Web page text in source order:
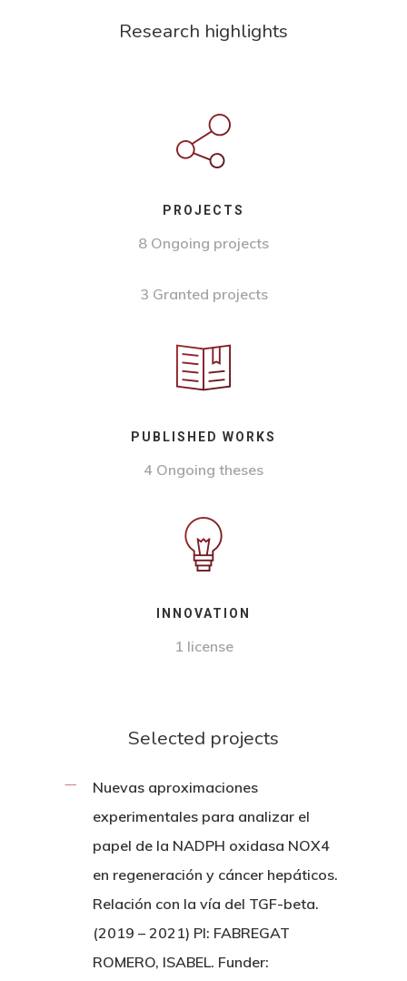
Research highlights
PROJECTS
8 Ongoing projects
3 Granted projects
PUBLISHED WORKS
4 Ongoing theses
INNOVATION
1 license
Selected projects
Nuevas aproximaciones
experimentales para analizar el
papel de la NADPH oxidasa NOX4
en regeneración y cáncer hepáticos.
Relación con la vía del TGF-beta.
(2019 – 2021) PI: FABREGAT
ROMERO, ISABEL. Funder: